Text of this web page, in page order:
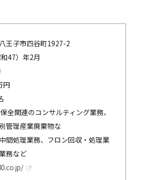
王子市四谷町1927-2
47）年2月
円
全関連のコンサルティング業務、
管理産業廃棄物な
間処理業務、フロン回収・処理業
務など